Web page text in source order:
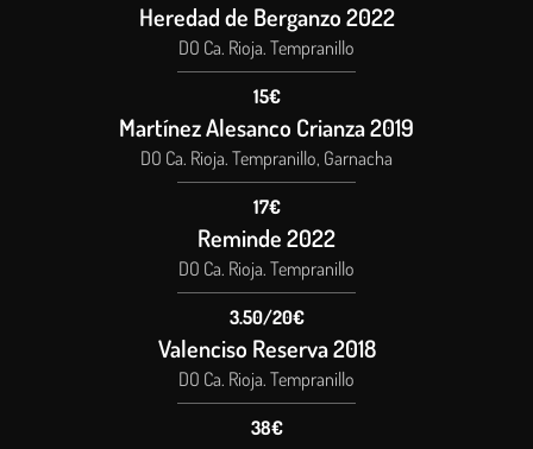
Heredad de Berganzo 2022
DO Ca. Rioja. Tempranillo
15€
Martínez Alesanco Crianza 2019
DO Ca. Rioja. Tempranillo, Garnacha
17€
Reminde 2022
DO Ca. Rioja. Tempranillo
3.50/20€
Valenciso Reserva 2018
DO Ca. Rioja. Tempranillo
38€